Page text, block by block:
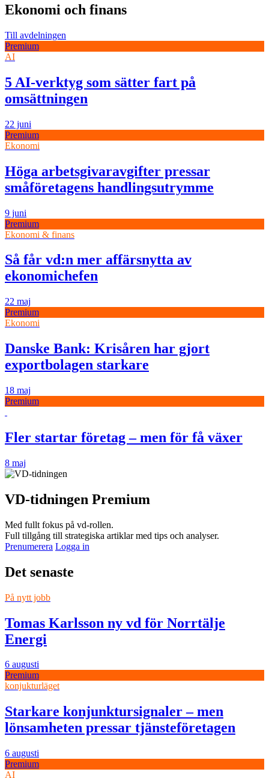
Ekonomi och finans
Till avdelningen
Premium
AI
5 AI-verktyg som sätter fart på
omsättningen
22 juni
Premium
Ekonomi
Höga arbetsgivaravgifter pressar
småföretagens handlingsutrymme
9 juni
Premium
Ekonomi & finans
Så får vd:n mer affärsnytta av
ekonomichefen
22 maj
Premium
Ekonomi
Danske Bank: Krisåren har gjort
exportbolagen starkare
18 maj
Premium
Fler startar företag – men för få växer
8 maj
VD-tidningen Premium
Med fullt fokus på vd-rollen.
Full tillgång till strategiska artiklar med tips och analyser.
Prenumerera Logga in
Det senaste
På nytt jobb
Tomas Karlsson ny vd för Norrtälje
Energi
6 augusti
Premium
konjukturläget
Starkare konjunktursignaler – men
lönsamheten pressar tjänsteföretagen
6 augusti
Premium
AI